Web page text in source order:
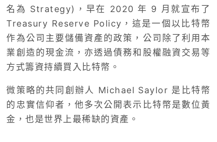
名為 Strategy)，早在 2020 年 9 月就宣布了
Treasury Reserve Policy，這是一個以比特幣
作為公司主要儲備資產的政策，公司除了利用本
業創造的現金流，亦透過債務和股權融資交易等
方式籌資持續買入比特幣。
微策略的共同創辦人 Michael Saylor 是比特幣
的忠實信仰者，他多次公開表示比特幣是數位黃
金，也是世界上最稀缺的資產。